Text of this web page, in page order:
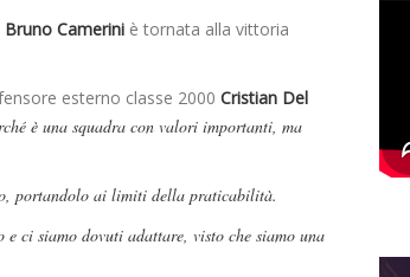
Bruno Camerini è tornata alla vittoria
esterno classe 2000 Cristian Del
è una squadra con valori importanti, ma
portandolo ai limiti della praticabilità.
ci siamo dovuti adattare, visto che siamo una